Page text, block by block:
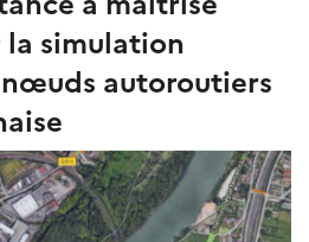
la simulation
autoroutiers